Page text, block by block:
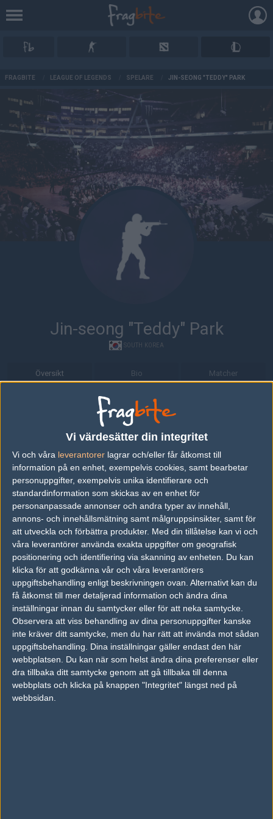
Vi värdesätter din integritet
Vi och våra leverantorer lagrar och/eller får åtkomst till
information på en enhet, exempelvis cookies, samt bearbetar
personuppgifter, exempelvis unika identifierare och
standardinformation som skickas av en enhet för
personanpassade annonser och andra typer av innehåll,
annons- och innehållsmätning samt målgruppsinsikter, samt för
att utveckla och förbättra produkter. Med din tillåtelse kan vi och
våra leverantörer använda exakta uppgifter om geografisk
positionering och identifiering via skanning av enheten. Du kan
klicka för att godkänna vår och våra leverantörers
uppgiftsbehandling enligt beskrivningen ovan. Alternativt kan du
få åtkomst till mer detaljerad information och ändra dina
inställningar innan du samtycker eller för att neka samtycke.
Observera att viss behandling av dina personuppgifter kanske
inte kräver ditt samtycke, men du har rätt att invända mot sådan
uppgiftsbehandling. Dina inställningar gäller endast den här
webbplatsen. Du kan när som helst ändra dina preferenser eller
dra tillbaka ditt samtycke genom att gå tillbaka till denna
webbplats och klicka på knappen "Integritet" längst ned på
webbsidan.
FRAGBITE LEAGUE OF LEGENDS SPELARE JIN-SEONG "TEDDY" PARK
Jin-seong "Teddy" Park
SOUTH KOREA
Översikt Bio Matcher
Jin-seong "Teddy" Park är en League of Legends-spelare från
Senaste matcherna
25
JUL
Hanwha Life Es
ports 50%
2 15
Jin Air Green Wi
ngs50%
16 5 8
20
JUL
Jin Air Green Wi
ngs50%
13 5 9
MVP50% 1 9 5 1
18
JUL
Jin Air Green Wi
ngs50%
14 4
Bbq Olivers5
0%
10 15 10
14
JUL
DRX 50% 6 19 4
1
Jin Air Green Wi
ngs 50%
15 10 13 2
12 Bbq Olivers50% 2 5